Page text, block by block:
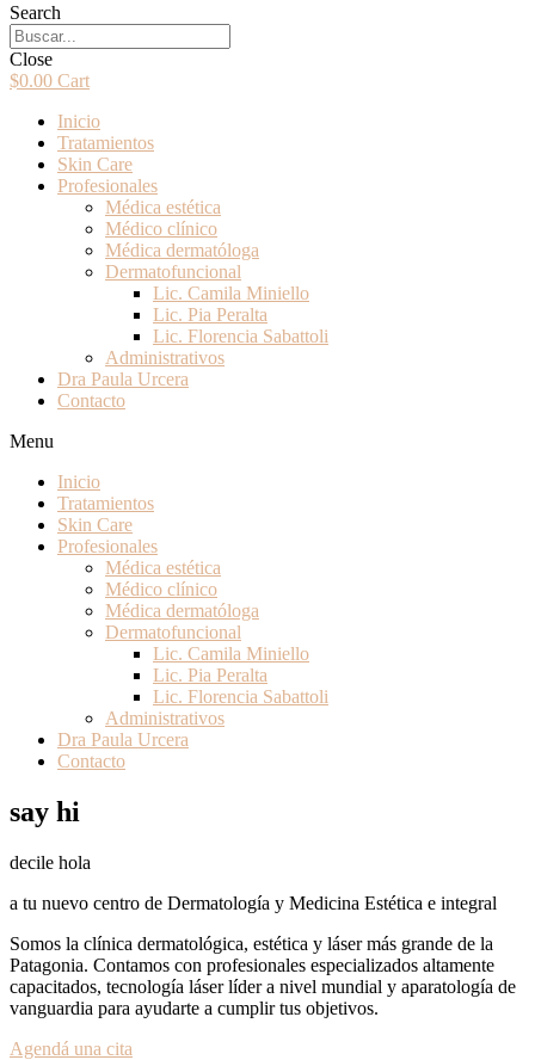
Search
Close
$0.00 Cart
Inicio
Tratamientos
Skin Care
Profesionales
Médica estética
Médico clínico
Médica dermatóloga
Dermatofuncional
Lic. Camila Miniello
Lic. Pia Peralta
Lic. Florencia Sabattoli
Administrativos
Dra Paula Urcera
Contacto
Menu
Inicio
Tratamientos
Skin Care
Profesionales
Médica estética
Médico clínico
Médica dermatóloga
Dermatofuncional
Lic. Camila Miniello
Lic. Pia Peralta
Lic. Florencia Sabattoli
Administrativos
Dra Paula Urcera
Contacto
say hi
decile hola
a tu nuevo centro de Dermatología y Medicina Estética e integral
Somos la clínica dermatológica, estética y láser más grande de la
Patagonia. Contamos con profesionales especializados altamente
capacitados, tecnología láser líder a nivel mundial y aparatología de
vanguardia para ayudarte a cumplir tus objetivos.
Agendá una cita